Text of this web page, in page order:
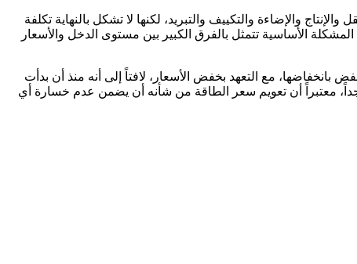
والإضاءة والتكييف والتبريد، لكنها لا تشكل بالنهاية تكلفة
ارتفعت أسعار الطاقة بنسبة 10 بالمئة فإن هذا لن يؤثر في السعر النهائي للمنتج إلا بنسبة 1 بالمئة، ولكن المشكلة الأساسية تتمثل بالفرق الكبير بين مستوى الدخل والأسعار
بانخفاضها، مع التعهد بخفض الأسعار، لافتاً إلى أنه منذ أن بدأت
معتبراً أن تعويم سعر الطاقة من شأنه أن يضمن عدم خسارة أي